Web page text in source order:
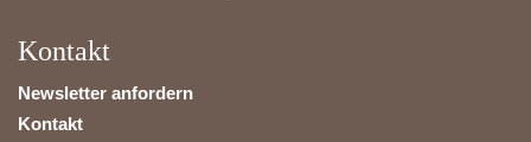
Kontakt
Newsletter anfordern
Kontakt